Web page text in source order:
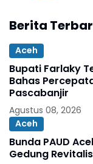
Berita
Aceh
Bupati Farlaky
Bahas
Pascabanjir
Agustus 08, 2026
Aceh
Bunda PAUD
Gedung